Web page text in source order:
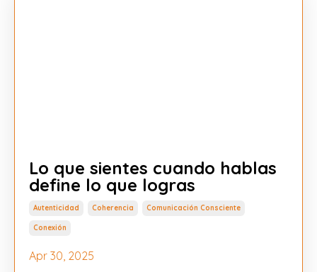
Lo que sientes cuando hablas
define lo que logras
Autenticidad Coherencia Comunicación Consciente
Conexión
Apr 30, 2025